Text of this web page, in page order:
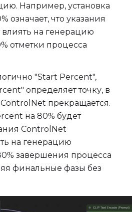
Например, установка
означает, что указания
на генерацию
отметки процесса
"Start Percent",
определяет точку, в
прекращается.
на 80% будет
ControlNet
на генерацию
завершения процесса
финальные фазы без